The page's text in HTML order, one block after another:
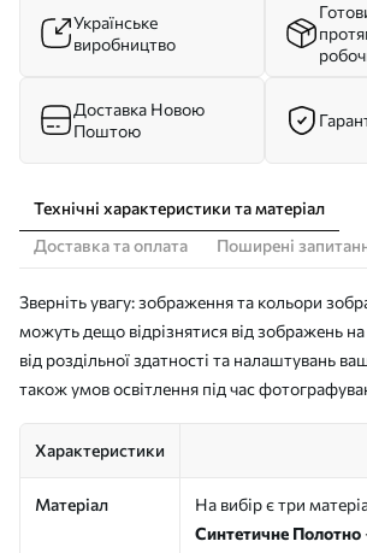
Українське
виробництво
Доставка Новою
Поштою
Технічні характеристики та матеріал
Доставка та оплата
Поширені
Зверніть увагу: зображення та кольори
можуть дещо відрізнятися від зображень
від роздільної здатності та налаштувань
також умов освітлення під час
Характеристики
Матеріал
На вибір є три
Синтетичне Полотно